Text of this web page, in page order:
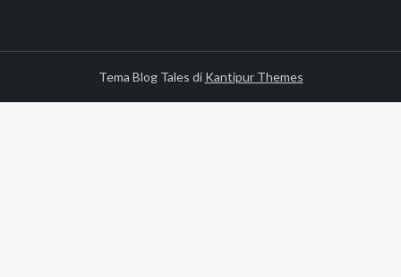
Tema Blog Tales di Kantipur Themes